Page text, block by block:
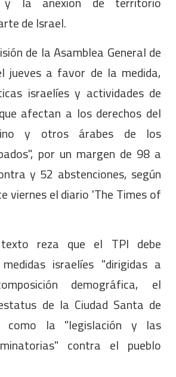
de Israel.
de la Asamblea General de
jueves a favor de la medida,
israelíes y actividades de
afectan a los derechos del
y otros árabes de los
por un margen de 98 a
y 52 abstenciones, según
viernes el diario 'The Times of
reza que el TPI debe
israelíes "dirigidas a
demográfica, el
de la Ciudad Santa de
como la "legislación y las
contra el pueblo